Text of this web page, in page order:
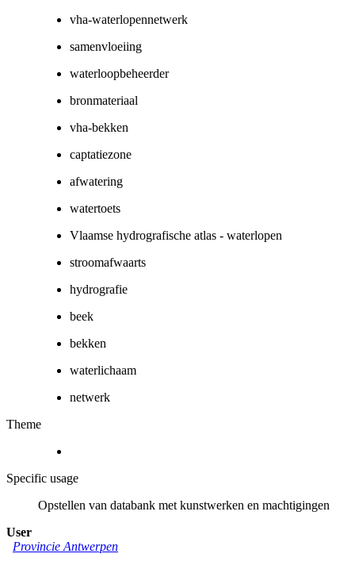
vha-waterlopennetwerk
samenvloeiing
waterloopbeheerder
bronmateriaal
vha-bekken
captatiezone
afwatering
watertoets
Vlaamse hydrografische atlas - waterlopen
stroomafwaarts
hydrografie
beek
bekken
waterlichaam
netwerk
Theme
Specific usage
Opstellen van databank met kunstwerken en machtigingen
User
Provincie Antwerpen